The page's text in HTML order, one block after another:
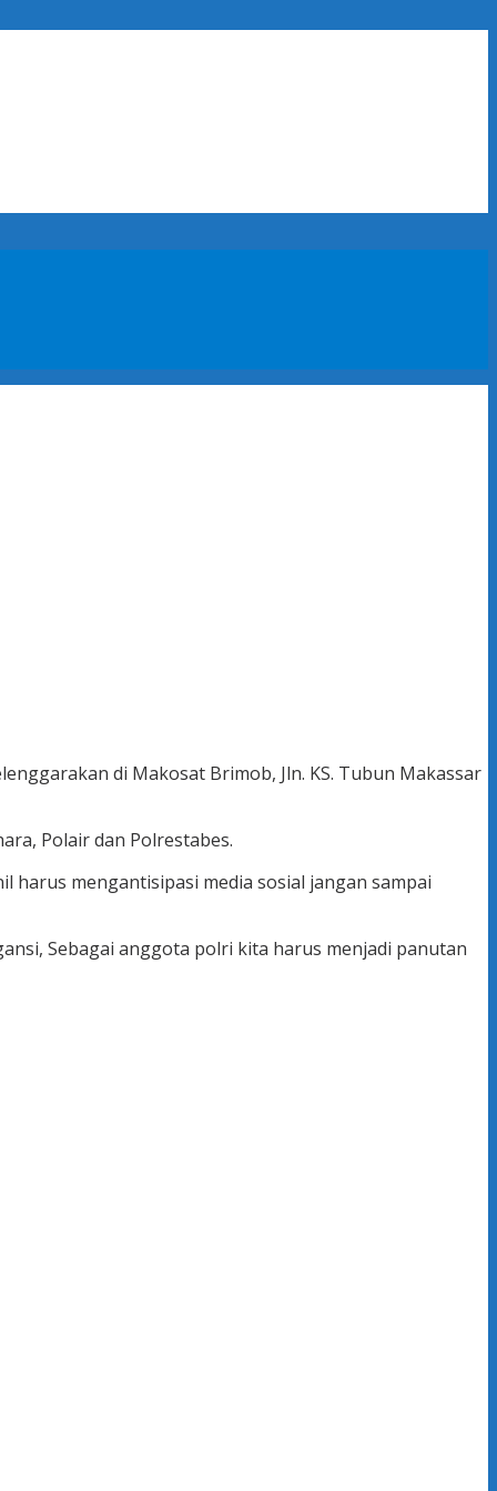
di Makosat Brimob, Jln. KS. Tubun Makassar
Polair dan Polrestabes.
harus mengantisipasi media sosial jangan sampai
Sebagai anggota polri kita harus menjadi panutan